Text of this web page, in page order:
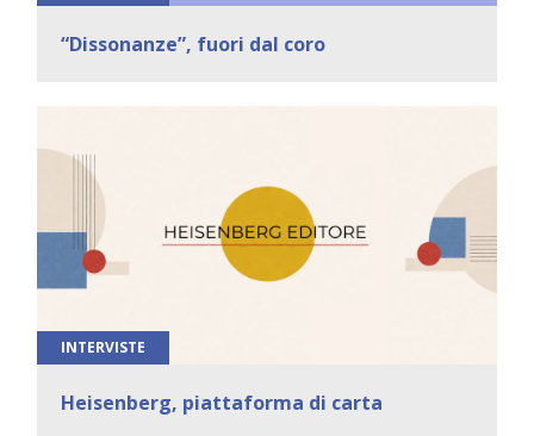
“Dissonanze”, fuori dal coro
INTERVISTE
Heisenberg, piattaforma di carta